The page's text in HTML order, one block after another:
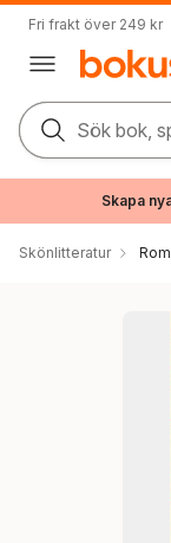
Fri frakt över 249 kr
Sök bok,
Skapa
Skönlitteratur